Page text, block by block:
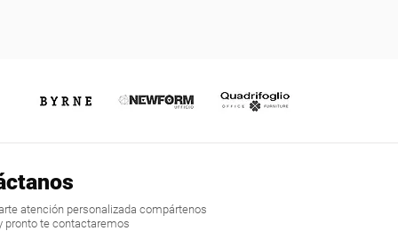
atención personalizada compártenos
pronto te contactaremos